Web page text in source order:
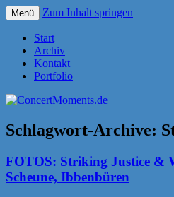
Menü Zum Inhalt springen
Start
Archiv
Kontakt
Portfolio
Schlagwort-Archive:
FOTOS: Striking Justice &
Scheune, Ibbenbüren